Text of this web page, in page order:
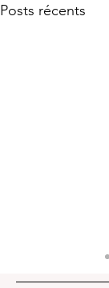
Posts récents